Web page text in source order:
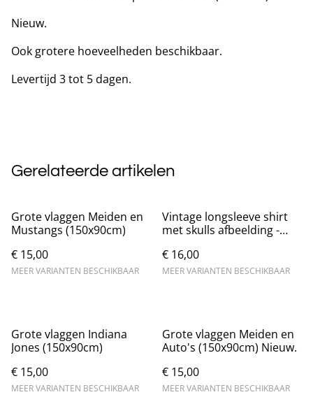
Nieuw.
Ook grotere hoeveelheden beschikbaar.
Levertijd 3 tot 5 dagen.
Gerelateerde artikelen
Grote vlaggen Meiden en
Mustangs (150x90cm)
€ 15,00
MEER VARIANTEN BESCHIKBAAR
Vintage longsleeve shirt
met skulls afbeelding -
€ 16,00
MEER VARIANTEN BESCHIKBAAR
Grote vlaggen Indiana
Jones (150x90cm)
€ 15,00
MEER VARIANTEN BESCHIKBAAR
Grote vlaggen Meiden en
Auto's (150x90cm) Nieuw.
€ 15,00
MEER VARIANTEN BESCHIKBAAR